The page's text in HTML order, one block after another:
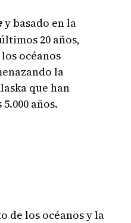
y basado en la
20 años,
océanos
la
que han
años.
de los océanos y la